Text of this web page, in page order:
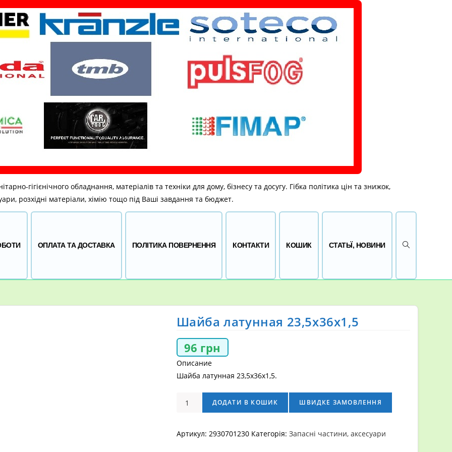
гігієнічного обладнання, матеріалів та техніки для дому, бізнесу та досугу. Гібка політика цін та знижок,
розхідні матеріали, хімію тощо під Ваші завдання та бюджет.
ОПЛАТА ТА ДОСТАВКА ПОЛІТИКА ПОВЕРНЕННЯ КОНТАКТИ КОШИК СТАТЬЇ, НОВИНИ ПЕРЕМКНУТИ
Шайба латунная 23,5х36х1,5
96 грн
Описание
Шайба латунная 23,5х36х1,5.
Шайба
латунная
кількість
ДОДАТИ В КОШИК ШВИДКЕ ЗАМОВЛЕННЯ
Артикул: 2930701230 Категорія: Запасні частини, аксесуари